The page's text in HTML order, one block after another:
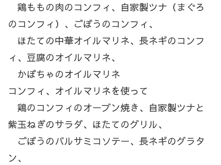
鶏ももの肉のコンフィ、自家製ツナ（まぐろ
のコンフィ）、ごぼうのコンフィ、
ほたての中華オイルマリネ、長ネギのコンフ
ィ、豆腐のオイルマリネ、
かぼちゃのオイルマリネ
コンフィ、オイルマリネを使って
鶏のコンフィのオーブン焼き、自家製ツナと
紫玉ねぎのサラダ、ほたてのグリル、
ごぼうのバルサミコソテー、長ネギのグラタ
ン、